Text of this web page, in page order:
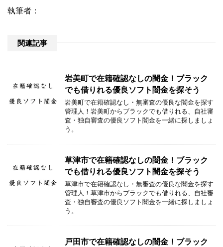
執筆者：
関連記事
岩美町で在籍確認なしの闇金！ブラック
でも借りれる優良ソフト闇金を探そう
岩美町で在籍確認なし・無審査の優良な闇金を探す
管理人！岩美町からブラックでも借りれる、自社審
査・独自審査の優良ソフト闇金を一緒に探しましょ
う。
草津市で在籍確認なしの闇金！ブラック
でも借りれる優良ソフト闇金を探そう
草津市で在籍確認なし・無審査の優良な闇金を探す
管理人！草津市からブラックでも借りれる、自社審
査・独自審査の優良ソフト闇金を一緒に探しましょ
う。
戸田市で在籍確認なしの闇金！ブラック